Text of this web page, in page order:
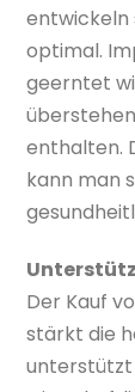
entwickeln
optimal.
geerntet
enthalten.
kann man
Der Kauf
stärkt die
unterstützt